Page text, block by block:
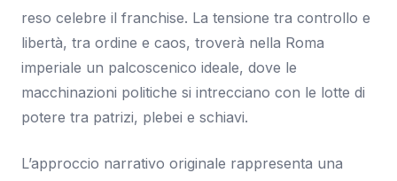
reso celebre il franchise. La tensione tra controllo e
libertà, tra ordine e caos, troverà nella Roma
imperiale un palcoscenico ideale, dove le
macchinazioni politiche si intrecciano con le lotte di
potere tra patrizi, plebei e schiavi.
L’approccio narrativo originale rappresenta una